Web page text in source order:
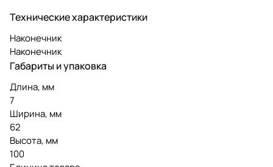
Технические характеристики
Наконечник
Наконечник
Габариты и упаковка
Длина, мм
7
Ширина, мм
62
Высота, мм
100